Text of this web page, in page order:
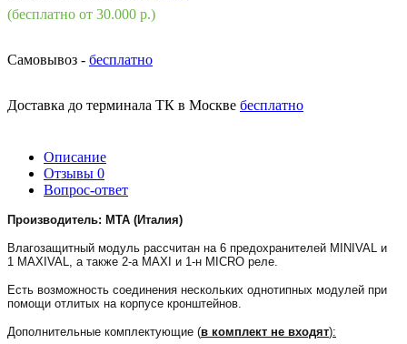
(бесплатно от 30.000 р.)
Самовывоз - бесплатно
Доставка до терминала ТК в Москве бесплатно
Описание
Отзывы 0
Вопрос-ответ
Производитель: МТА (Италия)
Влагозащитный модуль рассчитан на 6 предохранителей MINIVAL и
1 MAXIVAL, а также 2-а MAXI и 1-н MICRO реле.
Есть возможность соединения нескольких однотипных модулей при
помощи отлитых на корпусе кронштейнов.
Дополнительные комплектующие (в комплект не входят):